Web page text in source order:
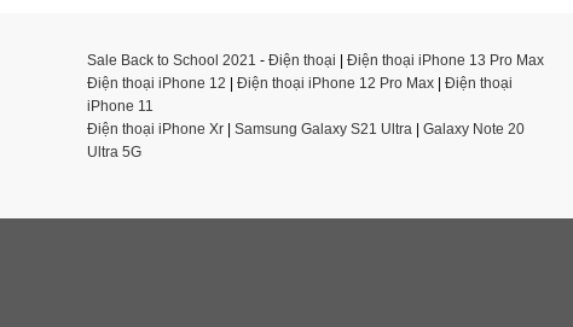
Sale Back to School 2021 - Điện thoại | Điện thoại iPhone 13 Pro Max
Điện thoại iPhone 12 | Điện thoại iPhone 12 Pro Max | Điện thoại
iPhone 11
Điện thoại iPhone Xr | Samsung Galaxy S21 Ultra | Galaxy Note 20
Ultra 5G